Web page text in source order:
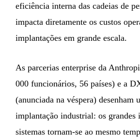
eficiência interna das cadeias de
impacta diretamente os custos
implantações em grande escala.
As parcerias enterprise da
000 funcionários, 56 países) e a
(anunciada na véspera) desenham
implantação industrial: os grandes
sistemas tornam-se ao mesmo